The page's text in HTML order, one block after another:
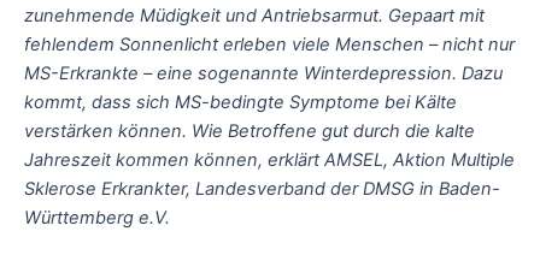
zunehmende Müdigkeit und Antriebsarmut. Gepaart mit
fehlendem Sonnenlicht erleben viele Menschen – nicht nur
MS-Erkrankte – eine sogenannte Winterdepression. Dazu
kommt, dass sich MS-bedingte Symptome bei Kälte
verstärken können. Wie Betroffene gut durch die kalte
Jahreszeit kommen können, erklärt AMSEL, Aktion Multiple
Sklerose Erkrankter, Landesverband der DMSG in Baden-
Württemberg e.V.